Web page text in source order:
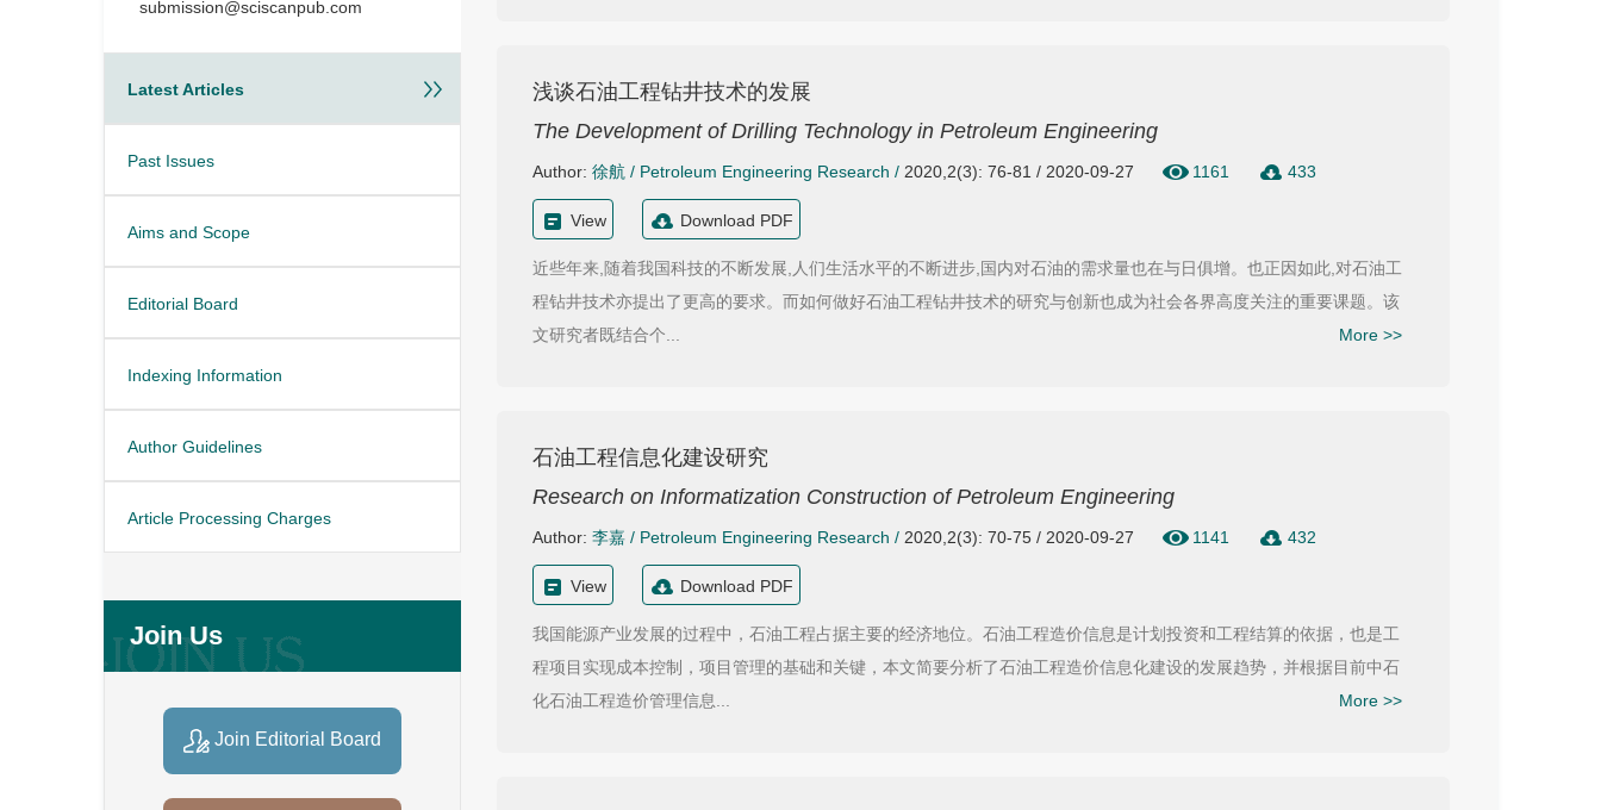
submission@sciscanpub.com
Latest Articles
Past Issues
Aims and Scope
Editorial Board
Indexing Information
Author Guidelines
Article Processing Charges
Join Us
Join Editorial Board
浅谈石油工程钻井技术的发展
The Development of Drilling Technology in Petroleum Engineering
Author: 徐航 / Petroleum Engineering Research / 2020,2(3): 76-81 / 2020-09-27 1161 433
View Download PDF
近些年来,随着我国科技的不断发展,人们生活水平的不断进步,国内对石油的需求量也在与日俱增。也正因如此,对石油工
程钻井技术亦提出了更高的要求。而如何做好石油工程钻井技术的研究与创新也成为社会各界高度关注的重要课题。该
文研究者既结合个...
More >>
石油工程信息化建设研究
Research on Informatization Construction of Petroleum Engineering
Author: 李嘉 / Petroleum Engineering Research / 2020,2(3): 70-75 / 2020-09-27 1141 432
View Download PDF
我国能源产业发展的过程中，石油工程占据主要的经济地位。石油工程造价信息是计划投资和工程结算的依据，也是工
程项目实现成本控制，项目管理的基础和关键，本文简要分析了石油工程造价信息化建设的发展趋势，并根据目前中石
化石油工程造价管理信息...
More >>